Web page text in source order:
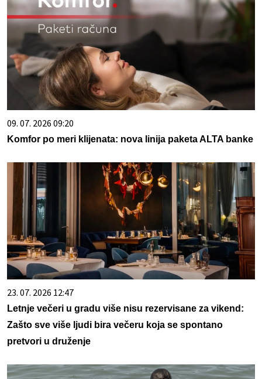
09. 07. 2026 09:20
Komfor po meri klijenata: nova linija paketa ALTA banke
23. 07. 2026 12:47
Letnje večeri u gradu više nisu rezervisane za vikend:
Zašto sve više ljudi bira večeru koja se spontano
pretvori u druženje